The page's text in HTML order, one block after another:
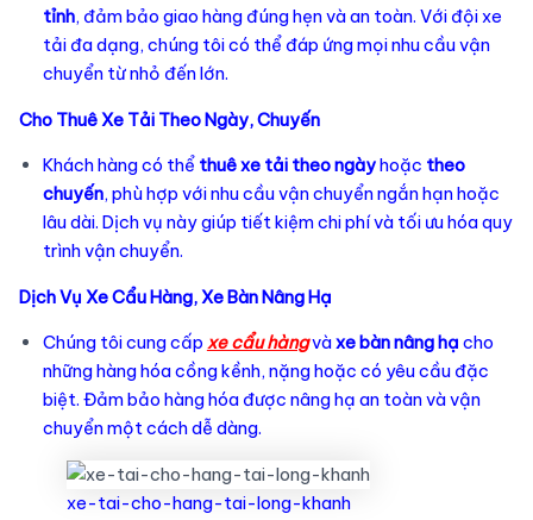
tỉnh, đảm bảo giao hàng đúng hẹn và an toàn. Với đội xe
tải đa dạng, chúng tôi có thể đáp ứng mọi nhu cầu vận
chuyển từ nhỏ đến lớn.
Cho Thuê Xe Tải Theo Ngày, Chuyến
Khách hàng có thể thuê xe tải theo ngàyhoặc theo
chuyến, phù hợp với nhu cầu vận chuyển ngắn hạn hoặc
lâu dài. Dịch vụ này giúp tiết kiệm chi phí và tối ưu hóa quy
trình vận chuyển.
Dịch Vụ Xe Cẩu Hàng, Xe Bàn Nâng Hạ
Chúng tôi cung cấp xe cẩu hàngvàxe bàn nâng hạ cho
những hàng hóa cồng kềnh, nặng hoặc có yêu cầu đặc
biệt. Đảm bảo hàng hóa được nâng hạ an toàn và vận
chuyển một cách dễ dàng.
xe-tai-cho-hang-tai-long-khanh